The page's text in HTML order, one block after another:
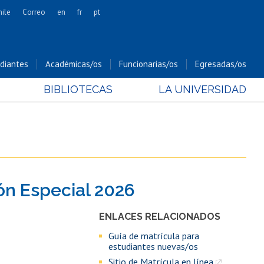
Cs. Forestales y Conservación
Cs. Sociales
Estudios Internacionales
Hospital Clínico
Correo en fr pt
Académicas/os Funcionarias/os Egresadas/os
BIBLIOTECAS LA UNIVERSIDAD
Especial 2026
ENLACES RELACIONADOS
Guía de matrícula para
estudiantes nuevas/os
Sitio de Matrícula en línea